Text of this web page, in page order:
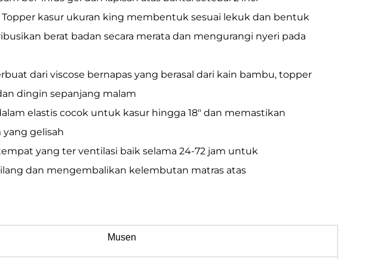
Topper kasur ukuran king membentuk sesuai lekuk dan bentuk
berat badan secara merata dan mengurangi nyeri pada
dari viscose bernapas yang berasal dari kain bambu, topper
dingin sepanjang malam
elastis cocok untuk kasur hingga 18" dan memastikan
gelisah
yang ter ventilasi baik selama 24-72 jam untuk
dan mengembalikan kelembutan matras atas
Musen